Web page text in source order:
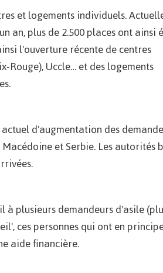
et logements individuels.
an, plus de 2.500 places ont ainsi
l'ouverture récente de centres
Rouge), Uccle… et des logements
d'augmentation des
et Serbie. Les autorités
plusieurs demandeurs d'asile
ces personnes qui ont en
aide financière.